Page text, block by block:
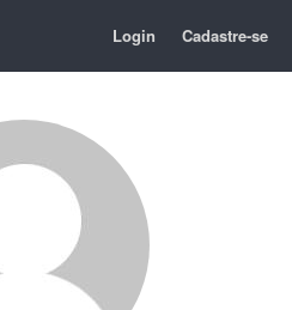
Login Cadastre-se